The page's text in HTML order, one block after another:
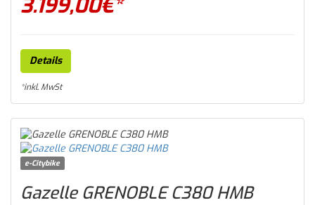
Details
*inkl. MwSt
e-Citybike
Gazelle GRENOBLE C380 HMB